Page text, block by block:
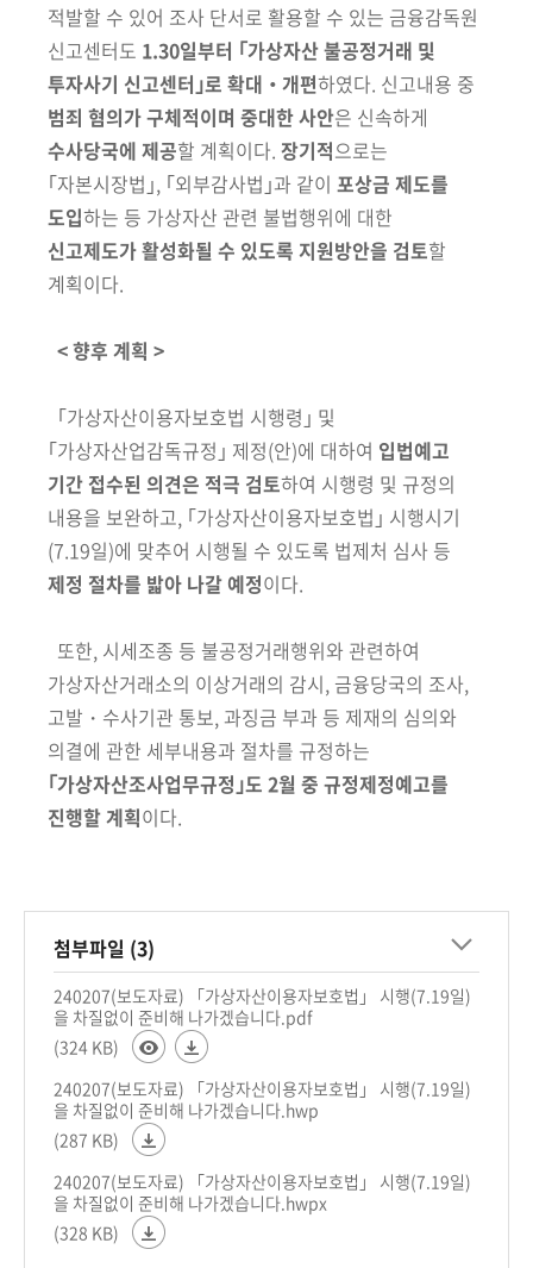
적발할 수 있어 조사 단서로 활용할 수 있는 금융감독원
신고센터도 1.30일부터 ｢가상자산 불공정거래 및
투자사기 신고센터｣로 확대・개편하였다. 신고내용 중
범죄 혐의가 구체적이며 중대한 사안은 신속하게
수사당국에 제공할 계획이다. 장기적으로는
｢자본시장법｣, ｢외부감사법｣과 같이 포상금 제도를
도입하는 등 가상자산 관련 불법행위에 대한
신고제도가 활성화될 수 있도록 지원방안을 검토할
계획이다.
< 향후 계획 >
｢가상자산이용자보호법 시행령｣ 및
｢가상자산업감독규정｣ 제정(안)에 대하여 입법예고
기간 접수된 의견은 적극 검토하여 시행령 및 규정의
내용을 보완하고, ｢가상자산이용자보호법｣ 시행시기
(7.19일)에 맞추어 시행될 수 있도록 법제처 심사 등
제정 절차를 밟아 나갈 예정이다.
또한, 시세조종 등 불공정거래행위와 관련하여
가상자산거래소의 이상거래의 감시, 금융당국의 조사,
고발・수사기관 통보, 과징금 부과 등 제재의 심의와
의결에 관한 세부내용과 절차를 규정하는
｢가상자산조사업무규정｣도 2월 중 규정제정예고를
진행할 계획이다.
첨부파일 (3)
240207(보도자료) 「가상자산이용자보호법」 시행(7.19일)
을 차질없이 준비해 나가겠습니다.pdf
(324 KB)
240207(보도자료) 「가상자산이용자보호법」 시행(7.19일)
을 차질없이 준비해 나가겠습니다.hwp
(287 KB)
240207(보도자료) 「가상자산이용자보호법」 시행(7.19일)
을 차질없이 준비해 나가겠습니다.hwpx
(328 KB)